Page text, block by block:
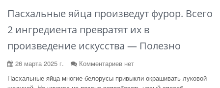
Пасхальные яйца произведут фурор. Всего
2 ингредиента превратят их в
произведение искусства — Полезно
26 марта 2025 г.
Комментариев нет
Пасхальные яйца многие белорусы привыкли окрашивать луковой